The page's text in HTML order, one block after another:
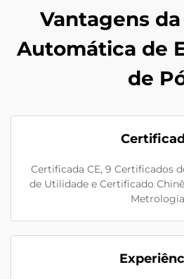
Vantagens
Automática de
de
Certificada CE, 9 Certificados
de Utilidade e Certificado
Metrologia